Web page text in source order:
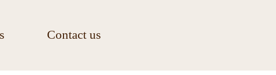
Contact us